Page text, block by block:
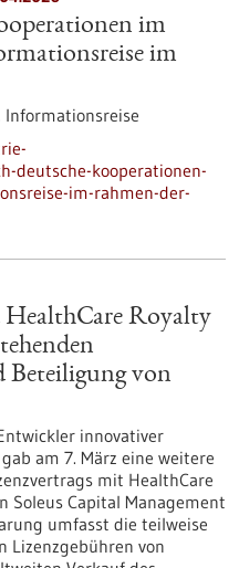
im
im
Informationsreise
deutsche-kooperationen-
im-rahmen-der-
HealthCare Royalty
Beteiligung von
innovativer
am 7. März eine weitere
mit HealthCare
Soleus Capital Management
umfasst die teilweise
Lizenzgebühren von